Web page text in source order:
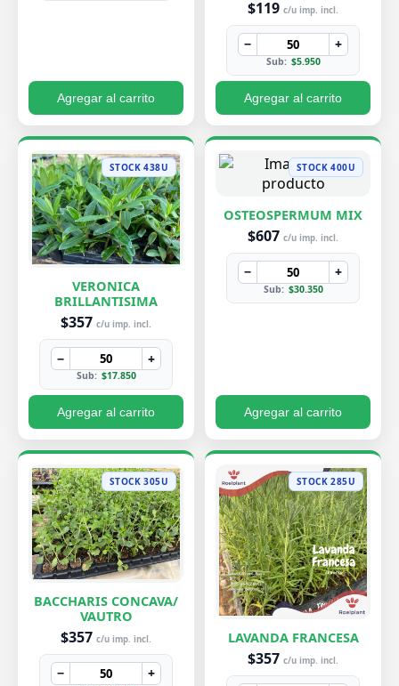
Agregar al carrito
$119 c/u imp. incl.
− +
Sub: $5.950
Agregar al carrito
STOCK 438U
VERONICA
BRILLANTISIMA
$357 c/u imp. incl.
− +
Sub: $17.850
Agregar al carrito
STOCK 400U
OSTEOSPERMUM MIX
$607 c/u imp. incl.
− +
Sub: $30.350
Agregar al carrito
STOCK 305U
BACCHARIS CONCAVA/
VAUTRO
$357 c/u imp. incl.
− +
STOCK 285U
LAVANDA FRANCESA
$357 c/u imp. incl.